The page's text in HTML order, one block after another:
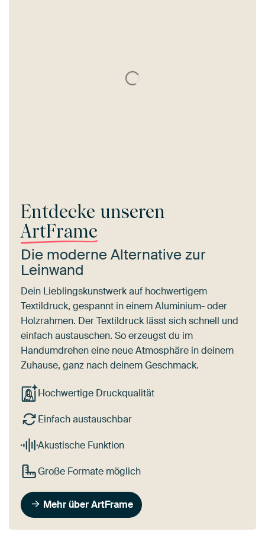
Entdecke unseren
ArtFrame
Die moderne Alternative zur
Leinwand
Dein Lieblingskunstwerk auf hochwertigem
Textildruck, gespannt in einem Aluminium- oder
Holzrahmen. Der Textildruck lässt sich schnell und
einfach austauschen. So erzeugst du im
Handumdrehen eine neue Atmosphäre in deinem
Zuhause, ganz nach deinem Geschmack.
Hochwertige Druckqualität
Einfach austauschbar
Akustische Funktion
Große Formate möglich
Mehr über ArtFrame